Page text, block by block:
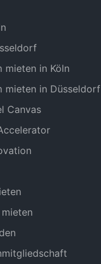
mieten in Köln
mieten in Düsseldorf
Canvas